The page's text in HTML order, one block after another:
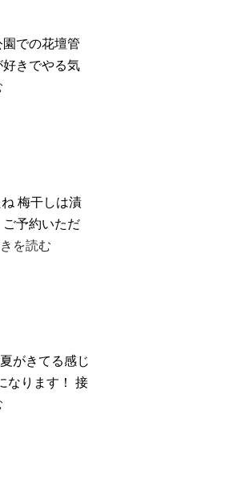
での花壇管
きでやる気
梅干しは漬
予約いただ
を読む
がきてる感じ
なります！ 接